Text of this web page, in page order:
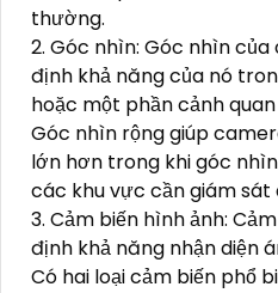
thường.
2. Góc nhìn: Góc nhìn
định khả năng của nó
hoặc một phần cảnh
Góc nhìn rộng giúp
lớn hơn trong khi góc
các khu vực cần giám sát
3. Cảm biến hình ảnh:
định khả năng nhận diện
Có hai loại cảm biến phổ